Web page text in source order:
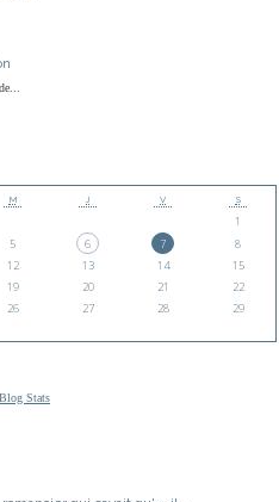
M J V S
1
5 6 7
8
12 13 14
15
19 20 21
22
26 27 28
29
Stats